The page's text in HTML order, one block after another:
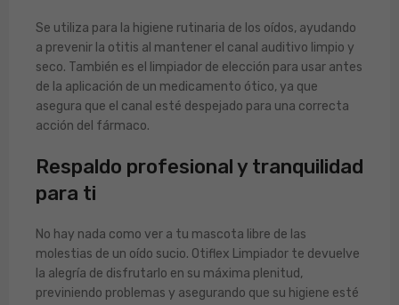
Se utiliza para la higiene rutinaria de los oídos, ayudando
a prevenir la otitis al mantener el canal auditivo limpio y
seco. También es el limpiador de elección para usar antes
de la aplicación de un medicamento ótico, ya que
asegura que el canal esté despejado para una correcta
acción del fármaco.
Respaldo profesional y tranquilidad
para ti
No hay nada como ver a tu mascota libre de las
molestias de un oído sucio. Otiflex Limpiador te devuelve
la alegría de disfrutarlo en su máxima plenitud,
previniendo problemas y asegurando que su higiene esté